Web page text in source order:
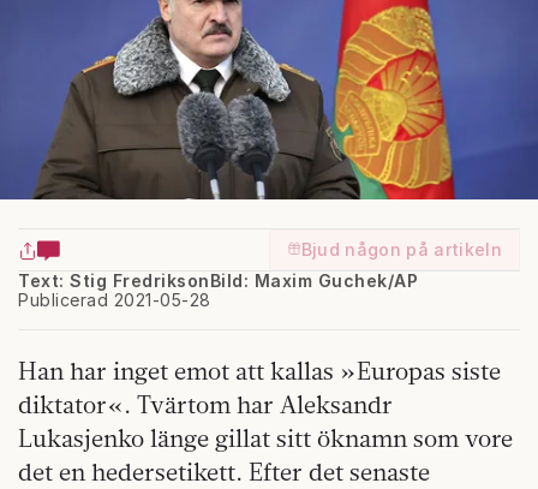
Bjud någon på artikeln
Text: Stig Fredrikson
Publicerad 2021-05-28
Bild: Maxim Guchek/AP
Han har inget emot att kallas »Europas siste
diktator«. Tvärtom har Aleksandr
Lukasjenko länge gillat sitt öknamn som vore
det en hedersetikett. Efter det senaste